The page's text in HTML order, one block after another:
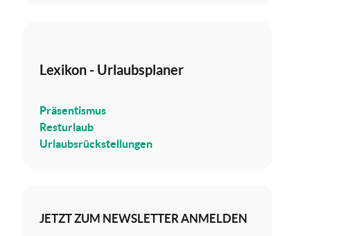
Lexikon - Urlaubsplaner
Präsentismus
Resturlaub
Urlaubsrückstellungen
JETZT ZUM NEWSLETTER ANMELDEN